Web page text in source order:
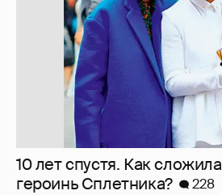
10 лет спустя. Как
героинь Сплетника?
228